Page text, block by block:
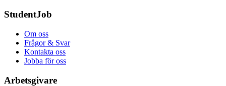
StudentJob
Om oss
Frågor & Svar
Kontakta oss
Jobba för oss
Arbetsgivare